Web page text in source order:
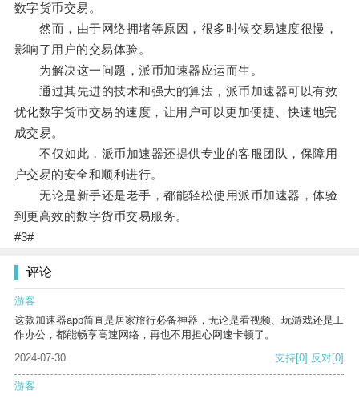
数字货币交易。
然而，由于网络拥堵等原因，很多时候交易速度很慢，
影响了用户的交易体验。
为解决这一问题，派币加速器应运而生。
通过其先进的技术和强大的算法，派币加速器可以有效
优化数字货币交易的速度，让用户可以更加便捷、快速地完
成交易。
不仅如此，派币加速器还提供专业的客服团队，保障用
户交易的安全和顺利进行。
无论是新手还是老手，都能轻松使用派币加速器，体验
到更高效的数字货币交易服务。
#3#
评论
游客
这款加速器app简直是居家旅行必备神器，无论是看视频、玩游戏还是工
作办公，都能畅享高速网络，再也不用担心网速卡顿了。
2024-07-30
支持[0] 反对[0]
游客